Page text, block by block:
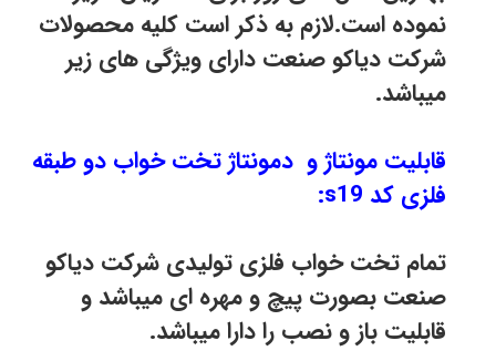
نموده است.لازم به ذکر است کلیه محصولات
شرکت دیاکو صنعت دارای ویژگی های زیر
میباشد.
قابلیت مونتاژ و دمونتاژ تخت خواب دو طبقه
فلزی کد s19:
تمام تخت خواب فلزی تولیدی شرکت دیاکو
صنعت بصورت پیچ و مهره ای میباشد و
قابلیت باز و نصب را دارا میباشد.